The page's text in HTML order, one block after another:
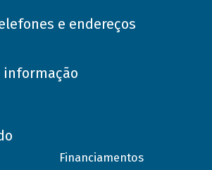
e endereços
informação
Financiamentos